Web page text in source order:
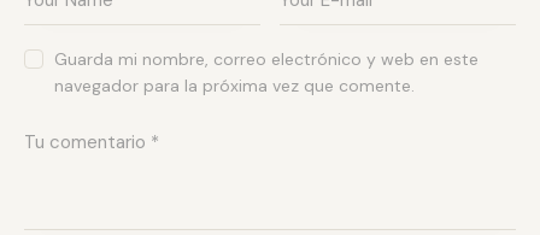
Guarda mi nombre, correo electrónico y web en este
navegador para la próxima vez que comente.